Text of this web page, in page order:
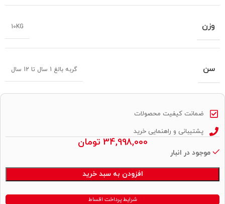
وزن 10KG
سن گربه بالغ 1 سال تا 12 سال
ضمانت کیفیت محصولات
پشتیبانی و راهنمایی خرید
34,998,000 تومان
موجود در انبار
افزودن به سبد خرید
شرایط پرداخت اقساط